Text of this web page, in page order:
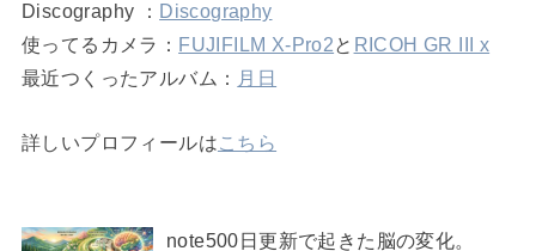
Discography ： Discography
使ってるカメラ： FUJIFILM X-Pro2と RICOH GR III x
最近つくったアルバム： 月日
詳しいプロフィールはこちら
note500日更新で起きた脳の変化。